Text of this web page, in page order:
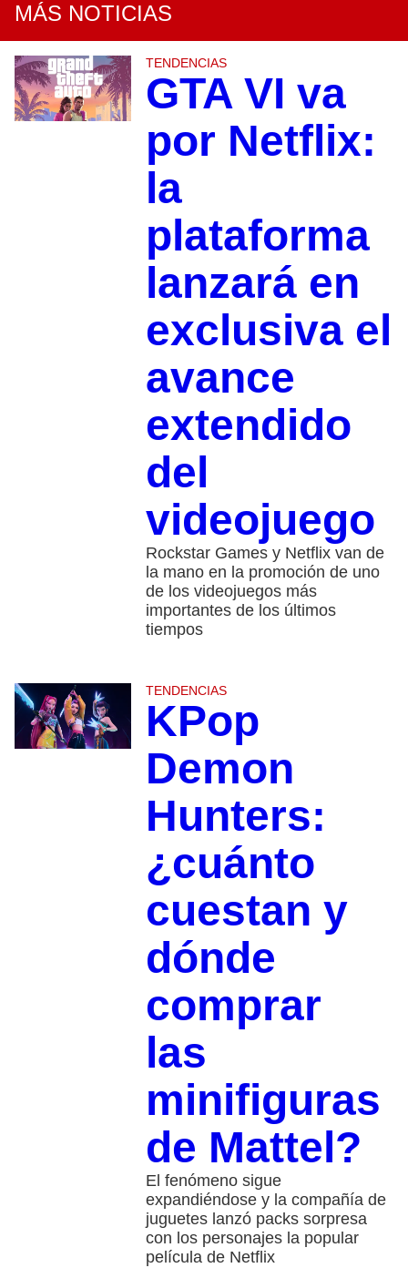
MÁS NOTICIAS
TENDENCIAS
GTA VI va
por Netflix:
la
plataforma
lanzará en
exclusiva el
avance
extendido
del
videojuego
Rockstar Games y Netflix van de
la mano en la promoción de uno
de los videojuegos más
importantes de los últimos
tiempos
TENDENCIAS
KPop
Demon
Hunters:
¿cuánto
cuestan y
dónde
comprar
las
minifiguras
de Mattel?
El fenómeno sigue
expandiéndose y la compañía de
juguetes lanzó packs sorpresa
con los personajes la popular
película de Netflix